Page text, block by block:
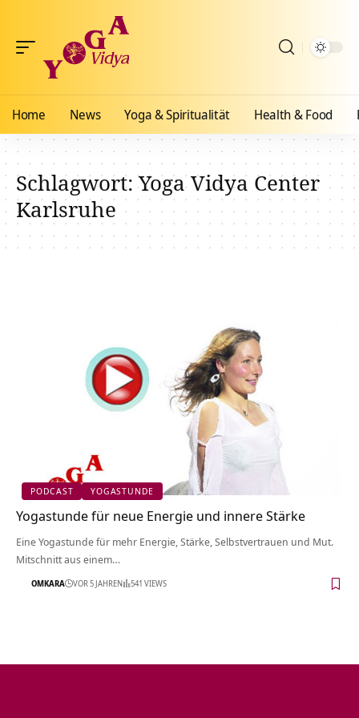
Home News Yoga & Spiritualität Health & Food
Schlagwort:Yoga Vidya Center
Karlsruhe
PODCAST YOGASTUNDE
Yogastunde für neue Energie und innere Stärke
Eine Yogastunde für mehr Energie, Stärke, Selbstvertrauen und Mut.
Mitschnitt aus einem…
OMKARA VOR 5 JAHREN 541 VIEWS